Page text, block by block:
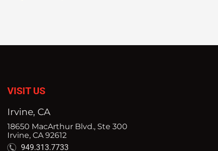
VISIT US
Irvine, CA
18650 MacArthur Blvd., Ste 300
Irvine, CA 92612
949.313.7733